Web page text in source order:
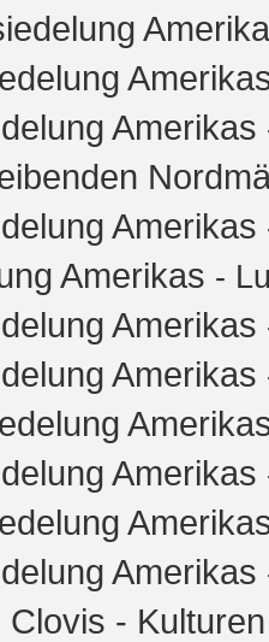
Amerikas
Amerikas
Amerikas -
Amerikas
Amerikas
Amerikas
Amerikas
-